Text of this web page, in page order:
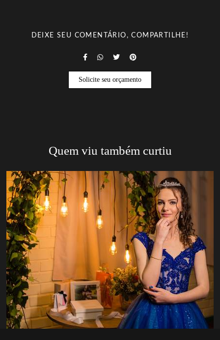
DEIXE SEU COMENTÁRIO, COMPARTILHE!
Solicite seu orçamento
Quem viu também curtiu